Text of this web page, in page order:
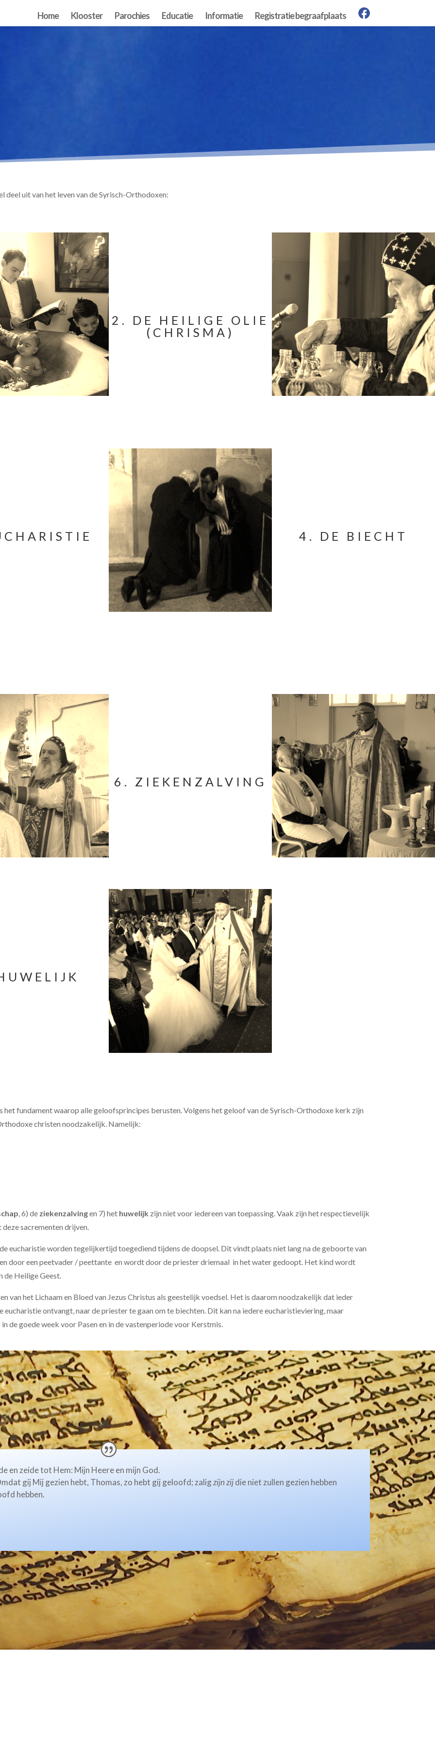
Home Klooster Parochies Educatie Informatie Registratie begraafplaats
deel uit van het leven van de Syrisch-Orthodoxen:
2. DE HEILIGE OLIE
(CHRISMA)
4. DE BIECHT
6. ZIEKENZALVING
het fundament waarop alle geloofsprincipes berusten.Volgens het geloof van de Syrisch-Orthodoxe kerk zijn
christen noodzakelijk. Namelijk:
, 6) de ziekenzalvingen 7) het huwelijk zijn niet voor iedereen van toepassing. Vaak zijn het respectievelijk
sacrementen drijven.
eucharistie worden tegelijkertijd toegediend tijdens de doopsel. Dit vindt plaats niet lang na de geboorte van
door een peetvader / peettante en wordt door de priester driemaal in het water gedoopt. Het kind wordt
de Heilige Geest.
van het Lichaam en Bloed van Jezus Christus als geestelijk voedsel. Het is daarom noodzakelijk dat ieder
ontvangt, naar de priester te gaan om te biechten. Dit kan na iedere eucharistieviering, maar
de goede week voor Pasen en in de vastenperiode voor Kerstmis.
en zeidetot Hem: Mijn Heere en mijn God.
gij Mij gezien hebt, Thomas, zo hebt gij geloofd; zaligzijn zijdie niet zullen gezien hebben
hebben.